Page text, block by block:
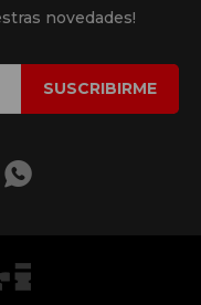
novedades!
SUSCRIBIRME
